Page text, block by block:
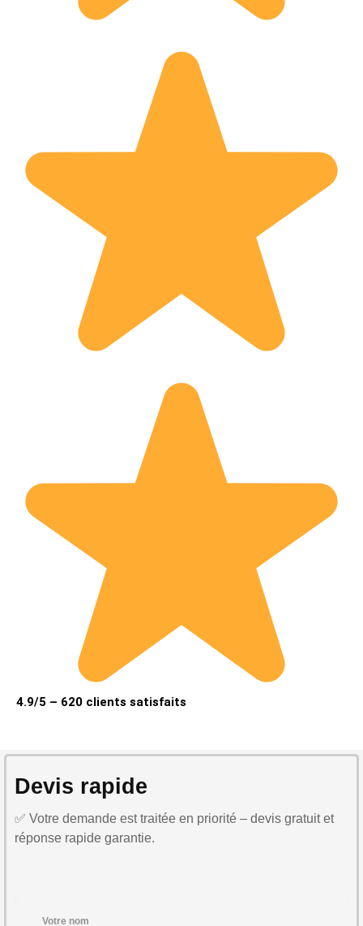
4.9/5 – 620 clients satisfaits
Devis rapide
✅ Votre demande est traitée en priorité – devis gratuit et
réponse rapide garantie.
Votre nom